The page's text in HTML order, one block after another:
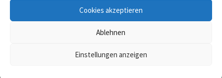
Cookies akzeptieren
Ablehnen
Einstellungen anzeigen
Facebook Twitter